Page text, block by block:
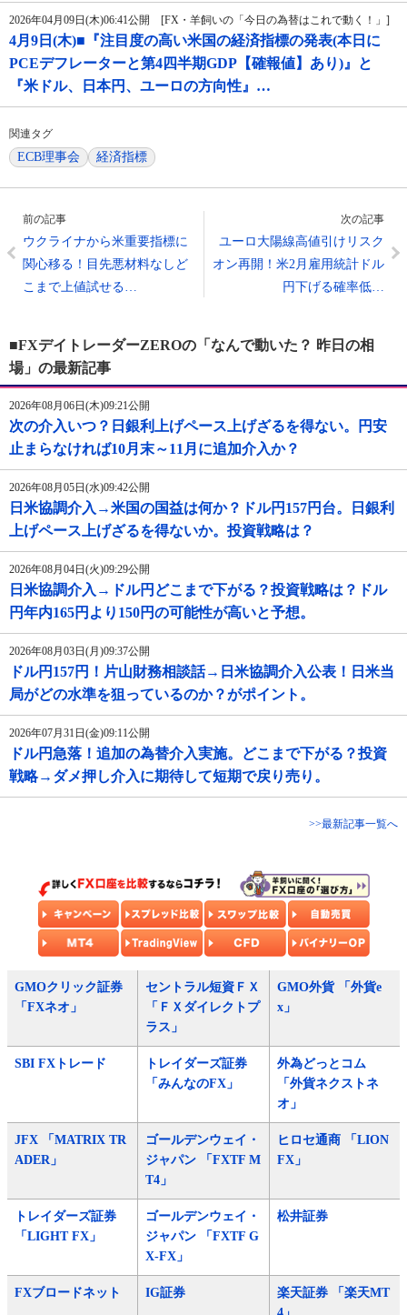
2026年04月09日(木)06:41公開 [FX・羊飼いの「今日の為替はこれで動く！」]
4月9日(木)■『注目度の高い米国の経済指標の発表(本日に
PCEデフレーターと第4四半期GDP【確報値】あり)』と
『米ドル、日本円、ユーロの方向性』…
関連タグ
ECB理事会 経済指標
前の記事
ウクライナから米重要指標に
関心移る！目先悪材料なしど
こまで上値試せる…
次の記事
ユーロ大陽線高値引けリスク
オン再開！米2月雇用統計ドル
円下げる確率低…
■FXデイトレーダーZEROの「なんで動いた？ 昨日の相
場」の最新記事
2026年08月06日(木)09:21公開
次の介入いつ？日銀利上げペース上げざるを得ない。円安
止まらなければ10月末～11月に追加介入か？
2026年08月05日(水)09:42公開
日米協調介入→米国の国益は何か？ドル円157円台。日銀利
上げペース上げざるを得ないか。投資戦略は？
2026年08月04日(火)09:29公開
日米協調介入→ドル円どこまで下がる？投資戦略は？ドル
円年内165円より150円の可能性が高いと予想。
2026年08月03日(月)09:37公開
ドル円157円！片山財務相談話→日米協調介入公表！日米当
局がどの水準を狙っているのか？がポイント。
2026年07月31日(金)09:11公開
ドル円急落！追加の為替介入実施。どこまで下がる？投資
戦略→ダメ押し介入に期待して短期で戻り売り。
>>最新記事一覧へ
GMOクリック証券
「FXネオ」
セントラル短資ＦＸ
「ＦＸダイレクトプ
ラス」
GMO外貨 「外貨e
x」
SBI FXトレード
トレイダーズ証券
「みんなのFX」
外為どっとコム
「外貨ネクストネ
オ」
JFX 「MATRIX TR
ADER」
ゴールデンウェイ・
ジャパン 「FXTF M
T4」
ヒロセ通商 「LION
FX」
トレイダーズ証券
「LIGHT FX」
ゴールデンウェイ・
ジャパン 「FXTF G
X-FX」
松井証券
FXブロードネット IG証券
楽天証券 「楽天MT